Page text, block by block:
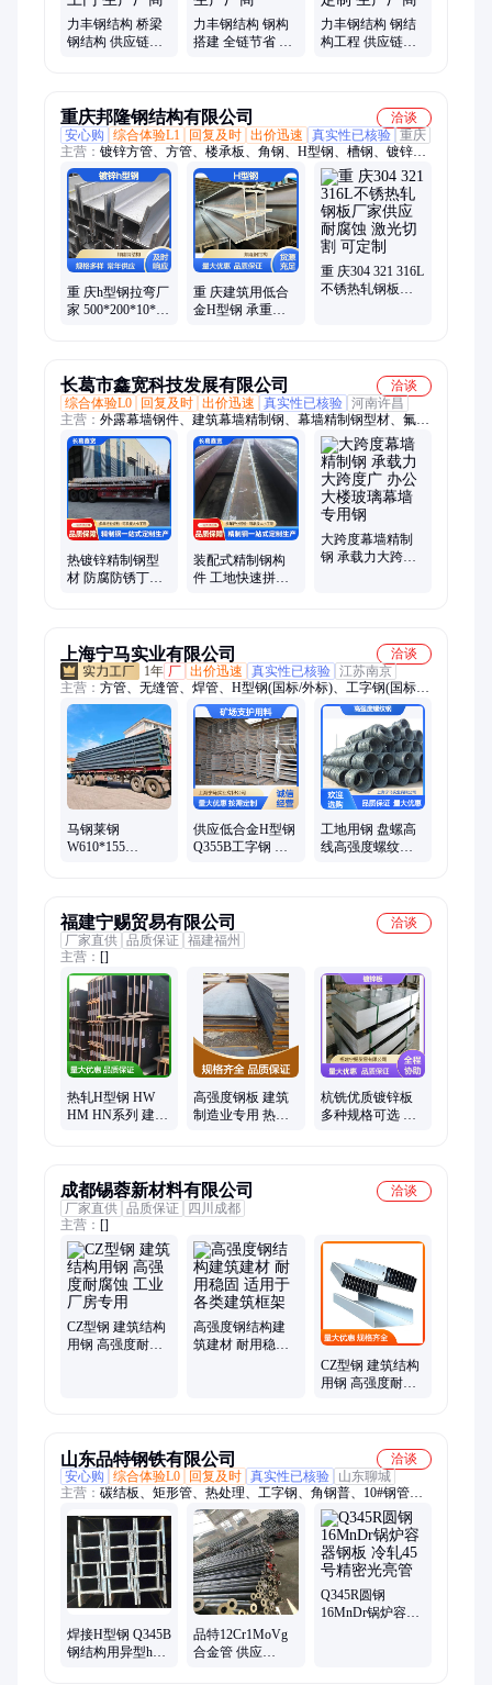
力丰钢结构 桥梁
钢结构 供应链稳
力丰钢结构 钢构
搭建 全链节省 加
力丰钢结构 钢结
构工程 供应链稳
重庆邦隆钢结构有限公司
洽谈
安心购
综合体验L1 回复及时 出价迅速 真实性已核验 重庆
主营： 镀锌方管、方管、楼承板、角钢、H型钢、槽钢、镀锌H
型钢、钢板、镀锌钢板、工字钢、镀锌槽钢、镀锌角钢、c型
钢、彩钢瓦、镀锌钢管、不锈钢天沟折件、钢结构预制加工、镀
锌圆管、预埋件、地脚螺栓、焊管、无缝管
重 庆h型钢拉弯厂
家 500*200*10*16
重 庆建筑用低合
金H型钢 承重能
重 庆304 321 316L
不锈热轧钢板厂
长葛市鑫宽科技发展有限公司
洽谈
综合体验L0
回复及时 出价迅速 真实性已核验 河南许昌
主营： 外露幕墙钢件、建筑幕墙精制钢、幕墙精制钢型材、氟碳
喷涂幕墙、酒店玻璃幕墙、玻璃幕墙骨架
热镀锌精制钢型
材 防腐防锈丁字
装配式精制钢构
件 工地快速拼装
大跨度幕墙精制
钢 承载力大跨度
上海宁马实业有限公司
洽谈
1年 厂 出价迅速 真实性已核验 江苏南京
主营： 方管、无缝管、焊管、H型钢(国标/外标)、工字钢(国标/
外标)、槽钢(国标/外标)、角钢、钢管、无缝钢管、扁钢、方
钢、螺纹钢、圆钢、特钢、不锈钢管、开平板、花纹板、中厚
板、热轧卷
马钢莱钢
W610*155
库
供应低合金H型钢
Q355B工字钢 热
工地用钢 盘螺高
线高强度螺纹钢
福建宁赐贸易有限公司
洽谈
厂家直供 品质保证 福建福州
主营： []
热轧H型钢 HW
HM HN系列 建筑
高强度钢板 建筑
制造业专用 热轧
杭铣优质镀锌板
多种规格可选 支
成都锡蓉新材料有限公司
洽谈
厂家直供 品质保证
四川成都
主营： []
CZ型钢 建筑结构
用钢 高强度耐腐
高强度钢结构建
筑建材 耐用稳固
CZ型钢 建筑结构
用钢 高强度耐腐
山东品特钢铁有限公司
洽谈
安心购
综合体验L0 回复及时 真实性已核验
山东聊城
主营： 碳结板、矩形管、热处理、工字钢、角钢普、10#钢管、
18#角钢、45#圆钢、锰槽钢、35#钢管、20#厚壁、低合金、耐候
板、146外径、12cr1movg、无缝管、排水管、方矩管、耐磨板、
厚壁管、板零割、球墨管、中厚板、316方管、热轧管
焊接H型钢 Q345B
钢结构用异型h型
品特12Cr1MoVg
合金管 供应
Q345R圆钢
16MnDr锅炉容器